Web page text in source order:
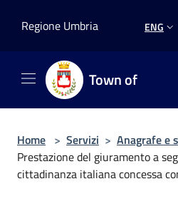
Regione Umbria
ENG
Town of
Home > Servizi > Anagrafe e
Prestazione del giuramento a
cittadinanza italiana concessa